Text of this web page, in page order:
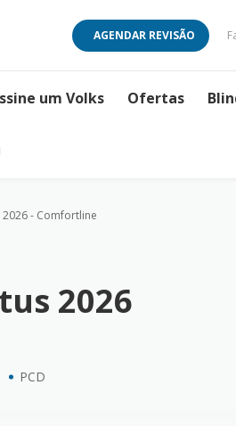
AGENDAR REVISÃO
um Volks Ofertas
2026 - Comfortline
2026
PCD